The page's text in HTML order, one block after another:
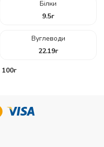
Білки
9.5г
Вуглеводи
22.19г
100г